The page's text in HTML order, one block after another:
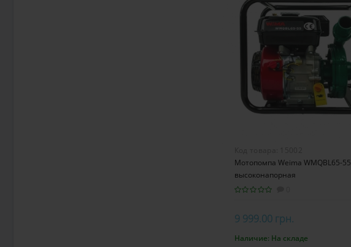
Мотопомпа Weima WMQBL65-55
высоконапорная
9 999.00 грн.
В корзину
Наличие: На складе